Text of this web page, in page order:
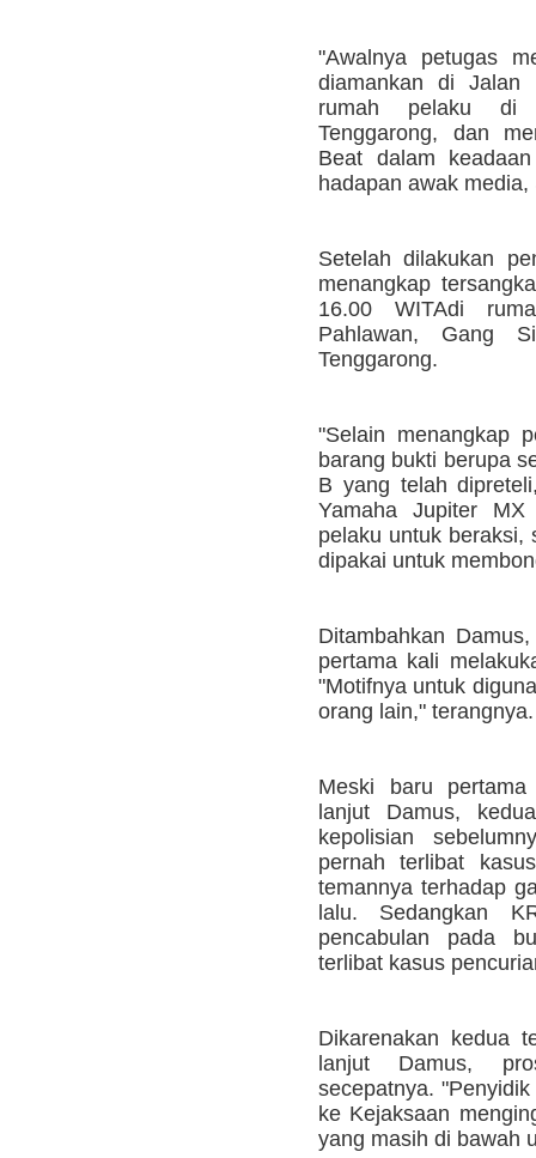
"Awalnya petugas
diamankan di Jalan
rumah pelaku di
Tenggarong, dan
Beat dalam
hadapan awak
Setelah dilakukan
menangkap
16.00 WITAdi
Pahlawan, Gang
Tenggarong.
"Selain menangkap
barang bukti berupa
B yang telah
Yamaha Jupiter
pelaku untuk beraksi,
dipakai untuk
Ditambahkan
pertama kali
"Motifnya untuk
orang lain," terangnya.
Meski baru
lanjut Damus,
kepolisian
pernah terlibat
temannya terhadap
lalu. Sedangkan
pencabulan pada
terlibat kasus
Dikarenakan kedua
lanjut Damus,
secepatnya.
ke Kejaksaan
yang masih di bawah